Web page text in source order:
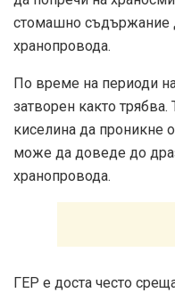
стомашно съдържание
хранопровода.
По време на периоди
затворен както
киселина да проникне
може да доведе до
хранопровода.
ГЕР е доста често